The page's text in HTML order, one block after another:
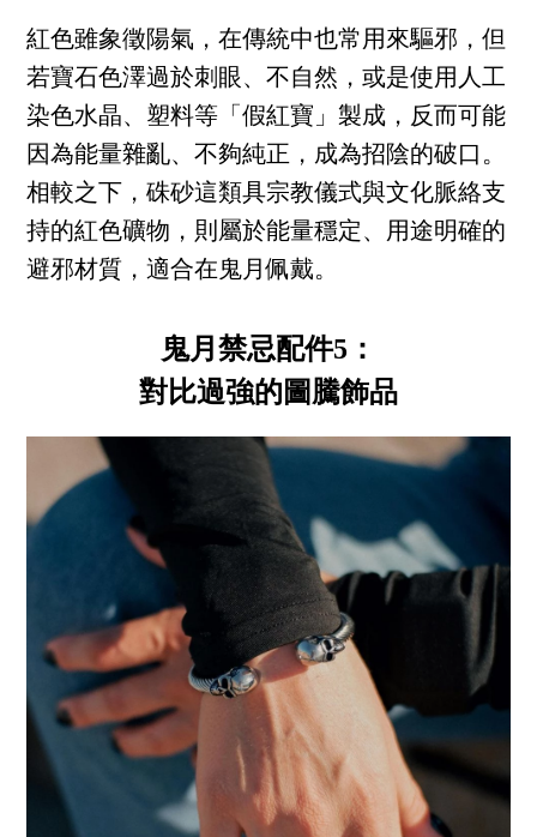
紅色雖象徵陽氣，在傳統中也常用來驅邪，但
若寶石色澤過於刺眼、不自然，或是使用人工
染色水晶、塑料等「假紅寶」製成，反而可能
因為能量雜亂、不夠純正，成為招陰的破口。
相較之下，硃砂這類具宗教儀式與文化脈絡支
持的紅色礦物，則屬於能量穩定、用途明確的
避邪材質，適合在鬼月佩戴。
鬼月禁忌配件5：
對比過強的圖騰飾品